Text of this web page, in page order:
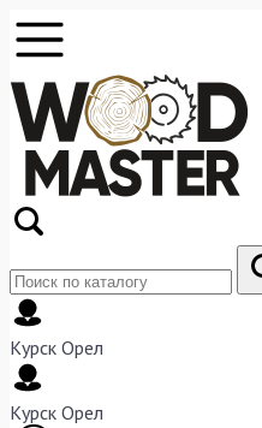
Курск Орел
Курск Орел